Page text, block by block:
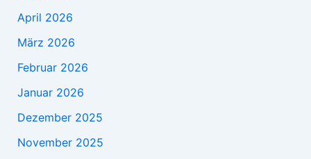
April 2026
März 2026
Februar 2026
Januar 2026
Dezember 2025
November 2025